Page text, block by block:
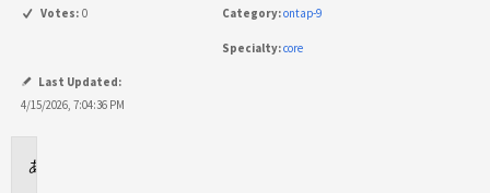
Votes: 0 Category:ontap-9
Specialty:core
Last Updated:
4/15/2026, 7:04:36 PM